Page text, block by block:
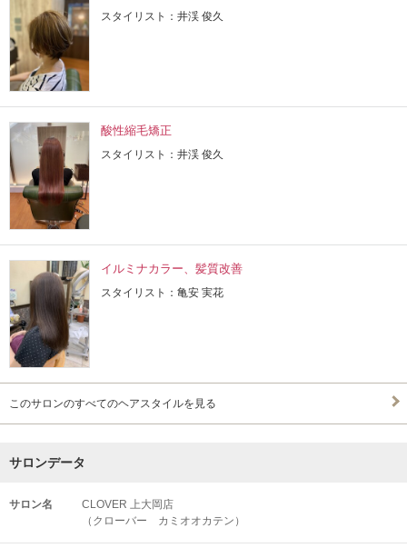
スタイリスト：井渓 俊久
酸性縮毛矯正
スタイリスト：井渓 俊久
イルミナカラー、髪質改善
スタイリスト：亀安 実花
このサロンのすべてのヘアスタイルを見る
サロンデータ
サロン名
CLOVER 上大岡店
（クローバー カミオオカテン）